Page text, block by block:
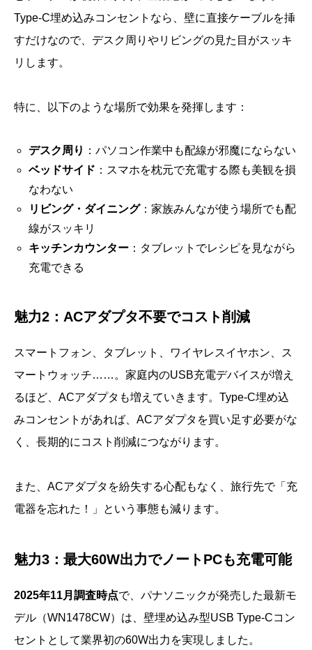
Type-C埋め込みコンセントなら、壁に直接ケーブルを挿
すだけなので、デスク周りやリビングの見た目がスッキ
リします。
特に、以下のような場所で効果を発揮します：
デスク周り ：パソコン作業中も配線が邪魔にならない
ベッドサイド ：スマホを枕元で充電する際も美観を損
なわない
リビング・ダイニング：家族みんなが使う場所でも配
線がスッキリ
キッチンカウンター：タブレットでレシピを見ながら
充電できる
魅力2：ACアダプタ不要でコスト削減
スマートフォン、タブレット、ワイヤレスイヤホン、ス
マートウォッチ……。家庭内のUSB充電デバイスが増え
るほど、ACアダプタも増えていきます。Type-C埋め込
みコンセントがあれば、ACアダプタを買い足す必要がな
く、長期的にコスト削減につながります。
また、ACアダプタを紛失する心配もなく、旅行先で「充
電器を忘れた！」という事態も減ります。
魅力3：最大60W出力でノートPCも充電可能
2025年11月調査時点で、パナソニックが発売した最新モ
デル（WN1478CW）は、壁埋め込み型USB Type-Cコン
セントとして業界初の60W出力を実現しました。